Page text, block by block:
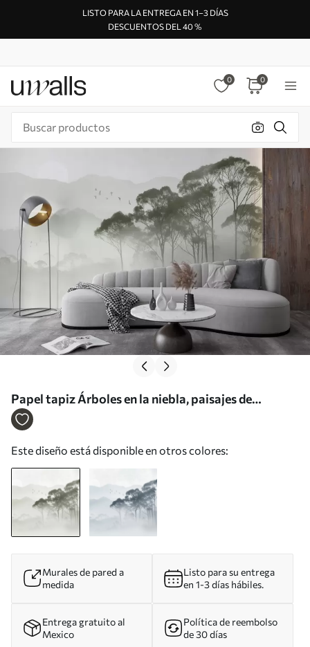
LISTO PARA LA ENTREGA EN 1–3 DÍAS
DESCUENTOS DEL 40 %
0 0
Papel tapiz Árboles en la niebla, paisajes de
naturaleza, pájaros, sol, colores verdes Nr. w02740
Este diseño está disponible en otros colores:
Murales de pared a
medida
Listo para su entrega
en 1-3 días hábiles.
Entrega gratuito al
Mexico
Política de reembolso
de 30 días